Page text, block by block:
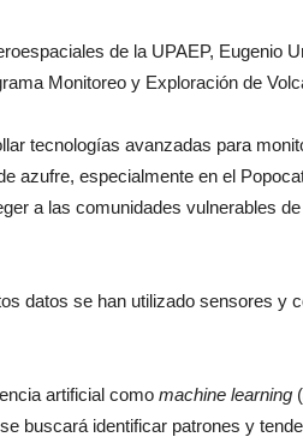
de la UPAEP, Eugenio
Monitoreo y Exploración de
tecnologías avanzadas para
azufre, especialmente en el
a las comunidades vulnerables
datos se han utilizado sensores y
artificial como machine learning
buscará identificar patrones y